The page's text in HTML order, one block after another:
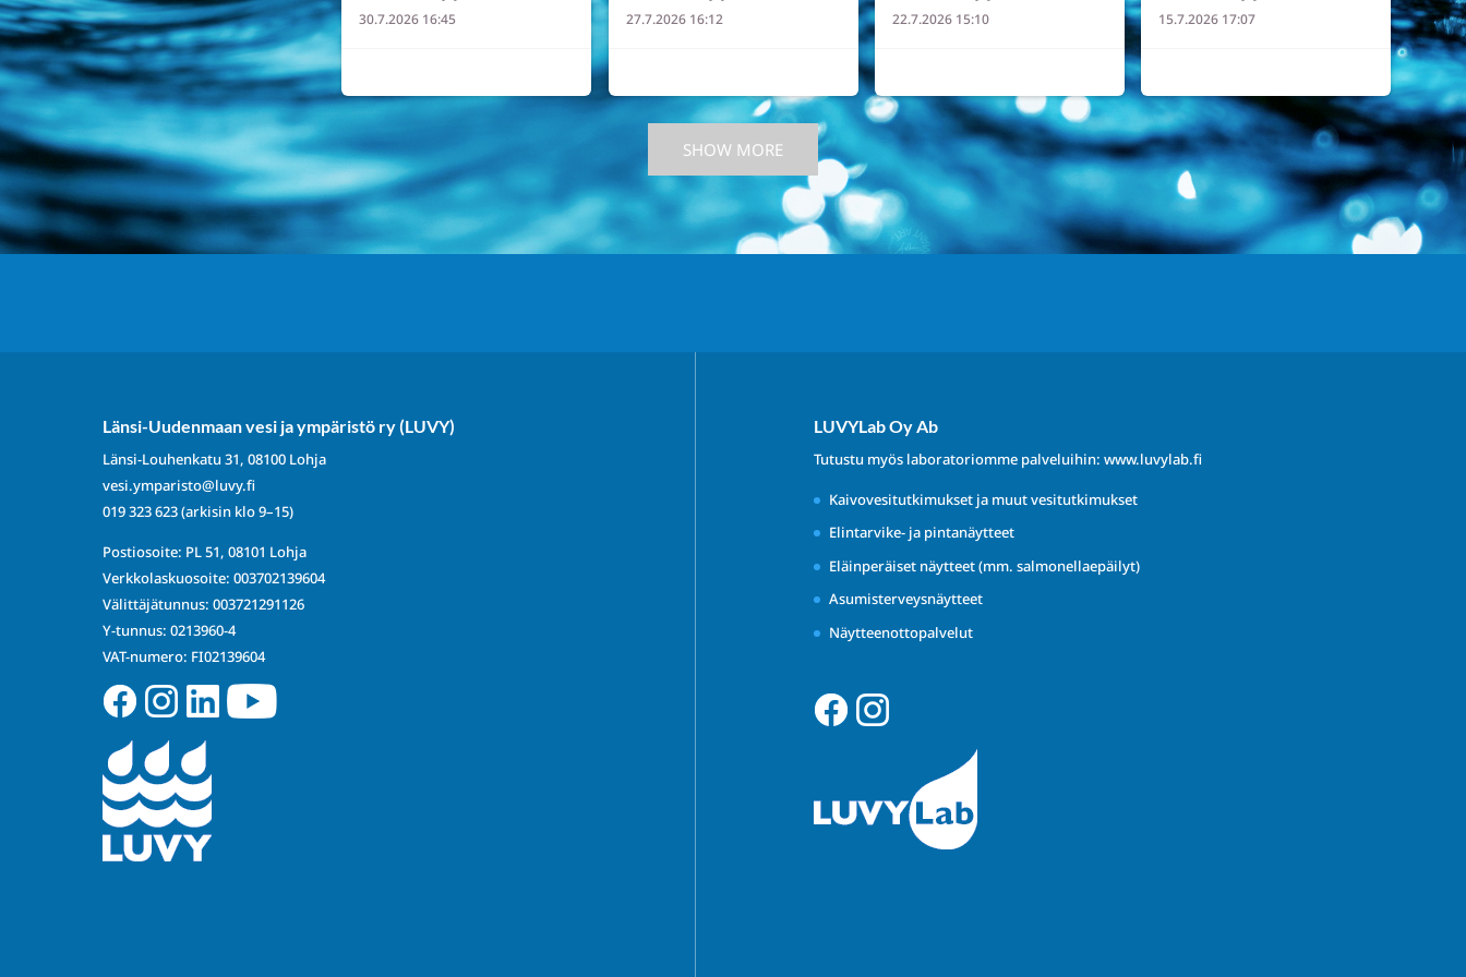
30.7.2026 16:45
27.7.2026 16:12
22.7.2026 15:10
15.7.2026 17:07
SHOW MORE
Länsi-Uudenmaan vesi ja ympäristö ry (LUVY)
Länsi-Louhenkatu 31, 08100 Lohja
vesi.ymparisto@luvy.fi
019 323 623(arkisin klo 9–15)
Postiosoite: PL 51, 08101 Lohja
Verkkolaskuosoite: 003702139604
Välittäjätunnus: 003721291126
Y-tunnus: 0213960-4
VAT-numero: FI02139604
LUVYLab Oy Ab
Tutustu myös laboratoriomme palveluihin: www.luvylab.fi
Kaivovesitutkimukset ja muut vesitutkimukset
Elintarvike- ja pintanäytteet
Eläinperäiset näytteet (mm. salmonellaepäilyt)
Asumisterveysnäytteet
Näytteenottopalvelut